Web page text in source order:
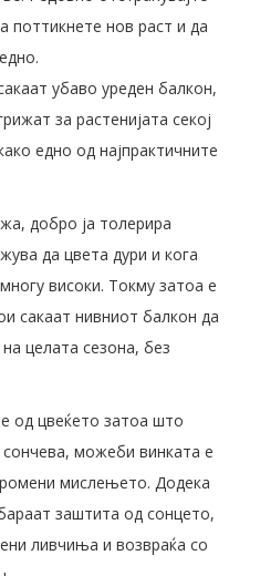
поттикнете нов раст и да
убаво уреден балкон,
за растенијата секој
едно од најпрактичните
добро ја толерира
да цвета дури и кога
високи. Токму затоа е
сакаат нивниот балкон да
целата сезона, без
од цвеќето затоа што
можеби винката е
мислењето. Додека
заштита од сонцето,
ливчиња и возвраќа со